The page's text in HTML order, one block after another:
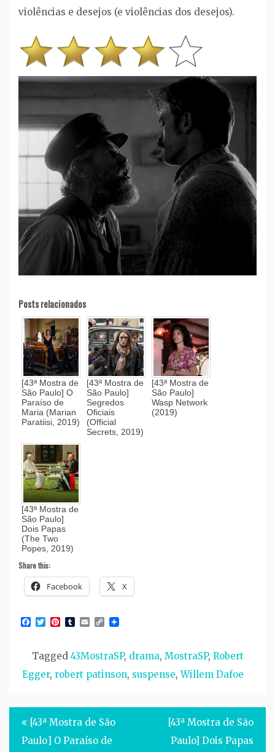
violências e desejos (e violências dos desejos).
Posts relacionados
[43ª Mostra de
São Paulo] O
Paraíso de
Maria (Marian
Paratiisi, 2019)
[43ª Mostra de
São Paulo]
Segredos
Oficiais
(Official
Secrets, 2019)
[43ª Mostra de
São Paulo]
Wasp Network
(2019)
[43ª Mostra de
São Paulo]
Dois Papas
(The Two
Popes, 2019)
Share this:
Facebook X
Facebook
Twitter
Pinterest
Tumblr
EmailCopy
Tagged 43MostraSP, drama, MostraSP, Robert
Egger, robert patinson, suspense,Willem Dafoe
Post
navigation
[43ª Mostra de São
Paulo] O Paraíso de
[43ª Mostra de São
Paulo] Dois Papas